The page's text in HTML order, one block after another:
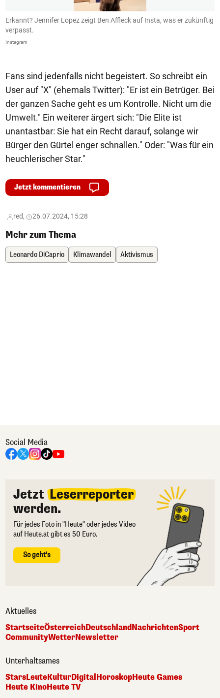
Erkannt? Jennifer Lopez zeigt Ben Affleck auf Insta, was er zukünftig
verpasst.
Instagram
Fans sind jedenfalls nicht begeistert. So schreibt ein
User auf "X" (ehemals Twitter): "Er ist ein Betrüger. Bei
der ganzen Sache geht es um Kontrolle. Nicht um die
Umwelt." Ein weiterer ärgert sich: "Die Elite ist
unantastbar: Sie hat ein Recht darauf, solange wir
Bürger den Gürtel enger schnallen." Oder: "Was für ein
heuchlerischer Star."
Jetzt kommentieren
red, 26.07.2024, 15:28
Mehr zum Thema
Leonardo DiCaprio Klimawandel Aktivismus
Social Media
Jetzt Leserreporter
werden.
Für jedes Foto in "Heute" oder jedes Video
auf Heute.at gibt es 50 Euro.
So geht's
Aktuelles
StartseiteÖsterreichDeutschlandNachrichtenSport
CommunityWetterNewsletter
Unterhaltsames
StarsLeuteKulturDigitalHoroskopHeute Games
Heute KinoHeute TV